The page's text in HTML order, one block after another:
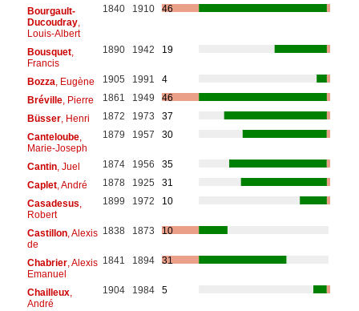
Bourgault-
Ducoudray,
Louis-Albert
1840 1910 46
Bousquet,
Francis
1890 1942 19
Bozza, Eugène 1905 1991
4
Bréville, Pierre 1861 1949
46
Büsser, Henri 1872 1973
37
Canteloube,
Marie-Joseph
1879 1957 30
Cantin, Juel 1874 1956
35
Caplet, André 1878 1925
31
Casadesus,
Robert
1899 1972 10
Castillon, Alexis
de
1838 1873 10
Chabrier, Alexis
Emanuel
1841 1894 31
Chailleux,
André
1904 1984 5